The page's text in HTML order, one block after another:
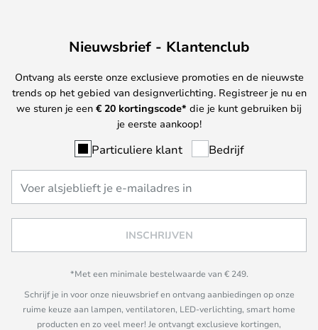
Nieuwsbrief - Klantenclub
Ontvang als eerste onze exclusieve promoties en de nieuwste
trends op het gebied van designverlichting. Registreer je nu en
we sturen je een € 20 kortingscode* die je kunt gebruiken bij
je eerste aankoop!
Particuliere klant Bedrijf
INSCHRIJVEN
*Met een minimale bestelwaarde van € 249.
Schrijf je in voor onze nieuwsbrief en ontvang aanbiedingen op onze
ruime keuze aan lampen, ventilatoren, LED-verlichting, smart home
producten en zo veel meer! Je ontvangt exclusieve kortingen,